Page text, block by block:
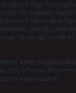
gereğince Bilgi
bir Yer Sağlayıcı
proaktif olarak
Ancak,
aykırı olduğunu